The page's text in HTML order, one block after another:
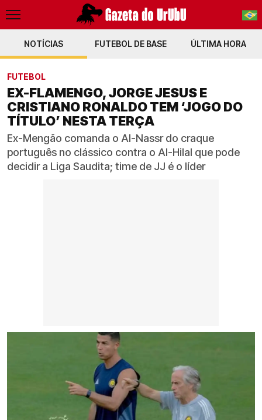
PT-BR
NOTÍCIAS FUTEBOL DE BASE ÚLTIMA HORA
FUTEBOL
EX-FLAMENGO, JORGE JESUS E
CRISTIANO RONALDO TEM ‘JOGO DO
TÍTULO’ NESTA TERÇA
Ex-Mengão comanda o Al-Nassr do craque
português no clássico contra o Al-Hilal que pode
decidir a Liga Saudita; time de JJ é o líder